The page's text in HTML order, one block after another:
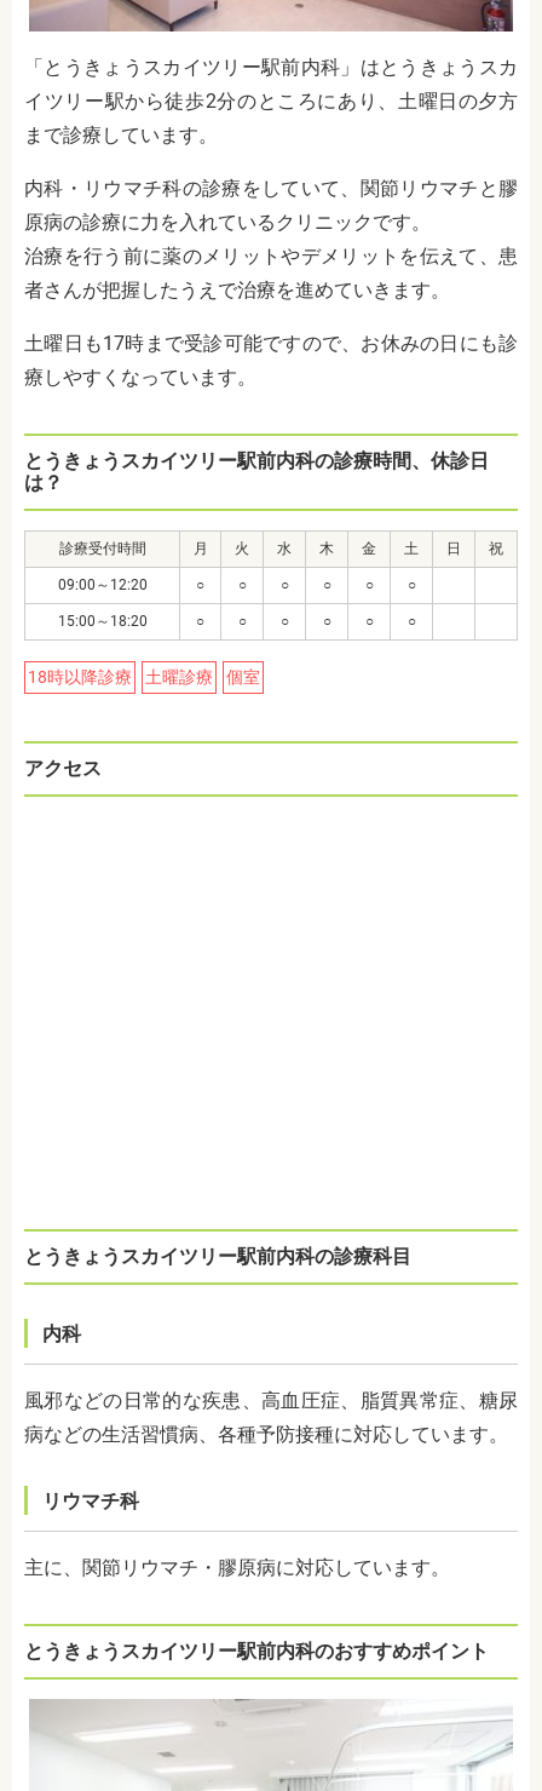
「とうきょうスカイツリー駅前内科」はとうきょうスカ
イツリー駅から徒歩2分のところにあり、土曜日の夕方
まで診療しています。
内科・リウマチ科の診療をしていて、関節リウマチと膠
原病の診療に力を入れているクリニックです。
治療を行う前に薬のメリットやデメリットを伝えて、患
者さんが把握したうえで治療を進めていきます。
土曜日も17時まで受診可能ですので、お休みの日にも診
療しやすくなっています。
とうきょうスカイツリー駅前内科の診療時間、休診日
は？
診療受付時間 月 火 水 木 金 土 日 祝
09:00～12:20 ○ ○ ○ ○ ○ ○
15:00～18:20 ○ ○ ○ ○ ○ ○
18時以降診療 土曜診療 個室
アクセス
とうきょうスカイツリー駅前内科の診療科目
内科
風邪などの日常的な疾患、高血圧症、脂質異常症、糖尿
病などの生活習慣病、各種予防接種に対応しています。
リウマチ科
主に、関節リウマチ・膠原病に対応しています。
とうきょうスカイツリー駅前内科のおすすめポイント